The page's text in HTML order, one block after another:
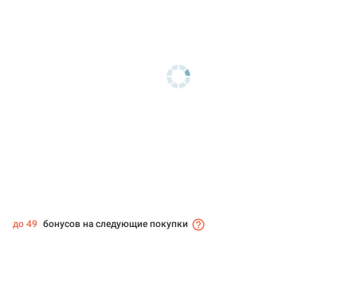
до 49 бонусов на следующие покупки